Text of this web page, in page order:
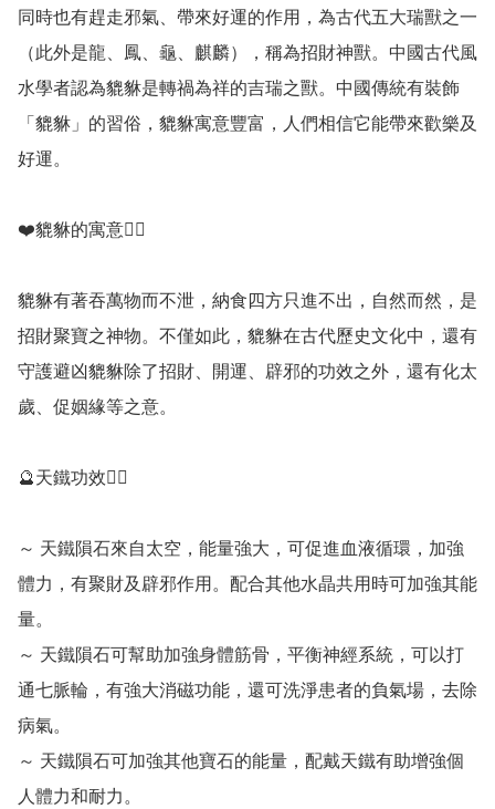
同時也有趕走邪氣、帶來好運的作用，為古代五大瑞獸之一
（此外是龍、鳳、龜、麒麟），稱為招財神獸。中國古代風
水學者認為貔貅是轉禍為祥的吉瑞之獸。中國傳統有裝飾
「貔貅」的習俗，貔貅寓意豐富，人們相信它能帶來歡樂及
好運。
❤️貔貅的寓意💁‍♀️
貔貅有著吞萬物而不泄，納食四方只進不出，自然而然，是
招財聚寶之神物。不僅如此，貔貅在古代歷史文化中，還有
守護避凶貔貅除了招財、開運、辟邪的功效之外，還有化太
歲、促姻緣等之意。
🔮天鐵功效💁‍♀️
～ 天鐵隕石來自太空，能量強大，可促進血液循環，加強
體力，有聚財及辟邪作用。配合其他水晶共用時可加強其能
量。
～ 天鐵隕石可幫助加強身體筋骨，平衡神經系統，可以打
通七脈輪，有強大消磁功能，還可洗淨患者的負氣場，去除
病氣。
～ 天鐵隕石可加強其他寶石的能量，配戴天鐵有助增強個
人體力和耐力。